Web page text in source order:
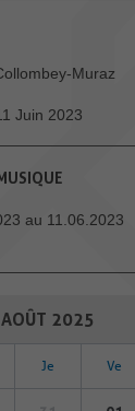
Muraz
Juin 2023
au 11.06.2023
AOÛT 2025
Je Ve